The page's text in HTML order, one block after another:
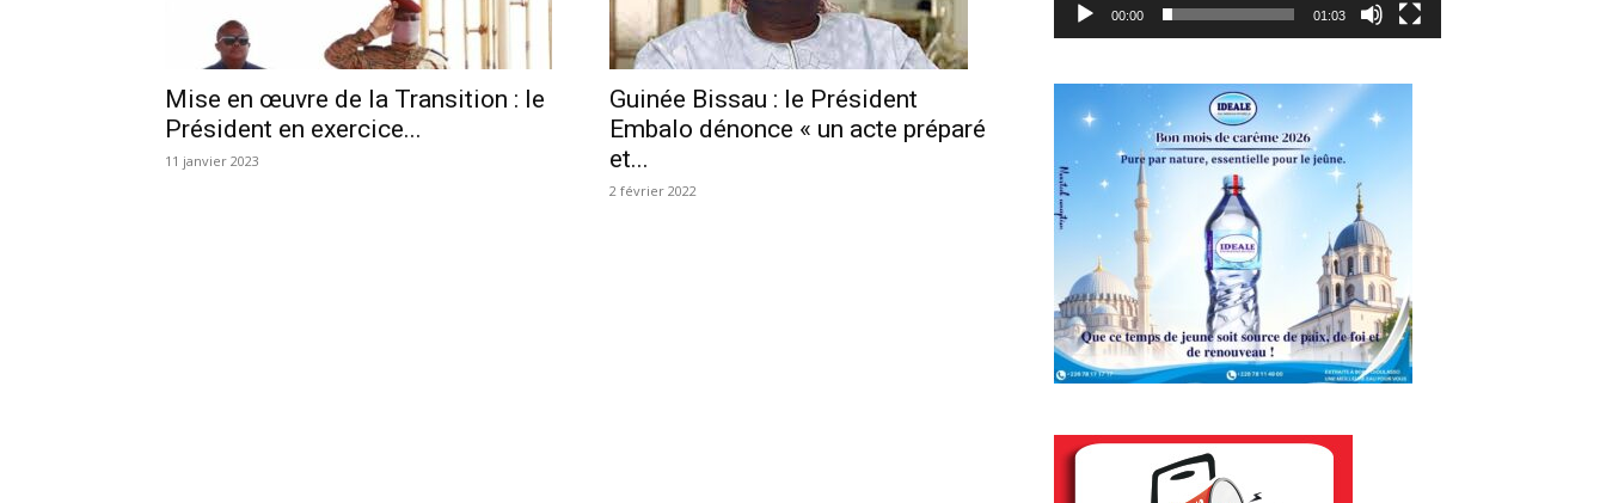
Mise en œuvre de la Transition : le
Président en exercice...
11 janvier 2023
Guinée Bissau : le Président
Embalo dénonce « un acte préparé
et...
2 février 2022
00:00 01:03